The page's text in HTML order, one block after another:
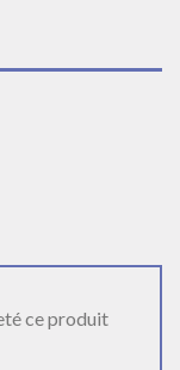
ce produit